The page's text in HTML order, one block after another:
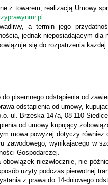
z towarem, realizacją Umowy
.
a termin jego
jednak nieposiadającym
się do rozpatrzenia
do pisemnego odstąpienia od
odstąpienia od umowy,
ul. Brzeska 147a, 08-110
od umowy kupujący
mowa powyżej dotyczy
zawodowego, wynikającego w
Gospodarczej.
obowiązek niezwłocznie, nie
użyty podczas pierwotnej
z prawa do 14-dniowego